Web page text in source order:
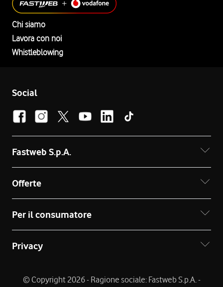
Chi siamo
Lavora con noi
Whistleblowing
Social
Fastweb S.p.A.
Offerte
Per il consumatore
Privacy
© Copyright 2026 - Ragione sociale: Fastweb S.p.A. -